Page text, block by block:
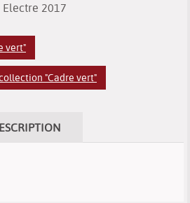
2017
vert"
"Cadre vert"